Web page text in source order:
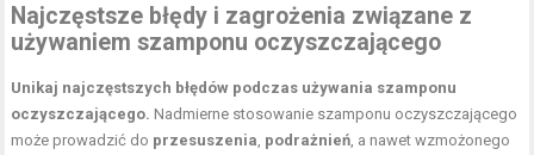
Najczęstsze błędy i zagrożenia związane z
używaniem szamponu oczyszczającego
Unikaj najczęstszych błędów podczas używania szamponu
oczyszczającego. Nadmierne stosowanie szamponu oczyszczającego
może prowadzić do przesuszenia podrażnień , a nawet wzmożonego